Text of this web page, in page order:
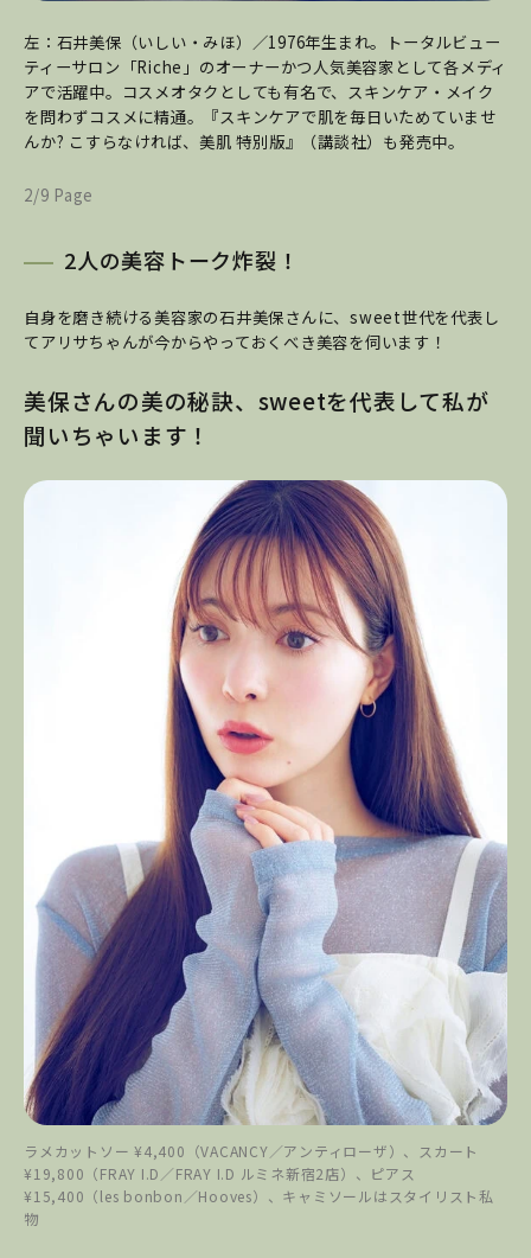
左：石井美保（いしい・みほ）／1976年生まれ。トータルビュー
ティーサロン「Riche」のオーナーかつ人気美容家として各メディ
アで活躍中。コスメオタクとしても有名で、スキンケア・メイク
を問わずコスメに精通。『スキンケアで肌を毎日いためていませ
んか? こすらなければ、美肌 特別版』（講談社）も発売中。
2/9 Page
2人の美容トーク炸裂！
自身を磨き続ける美容家の石井美保さんに、sweet世代を代表し
てアリサちゃんが今からやっておくべき美容を伺います！
美保さんの美の秘訣、sweetを代表して私が
聞いちゃいます！
ラメカットソー ¥4,400（VACANCY／アンティローザ）、スカート
¥19,800（FRAY I.D／FRAY I.D ルミネ新宿2店）、ピアス
¥15,400（les bonbon／Hooves）、キャミソールはスタイリスト私
物